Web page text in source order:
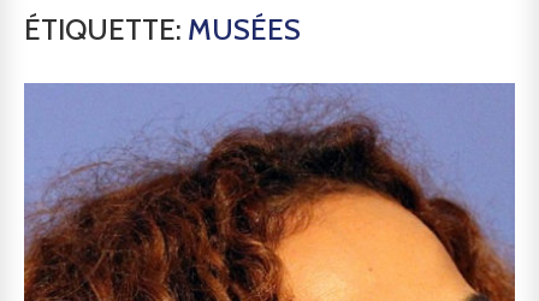
ÉTIQUETTE: MUSÉES